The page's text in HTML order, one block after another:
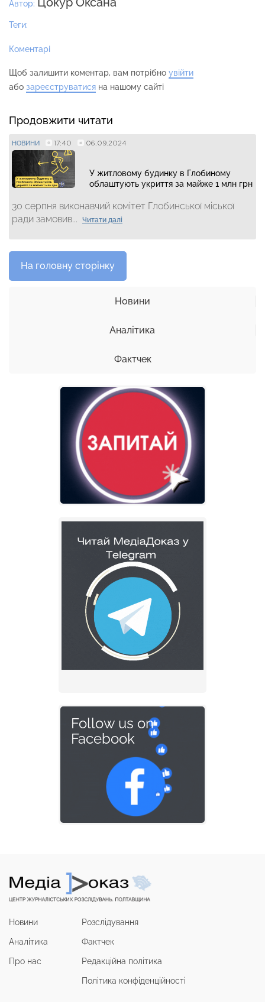
Автор:
Теги:
Коментарі
Щоб залишити коментар, вам потрібно увійти
або зареєструватися на нашому сайті
Продовжити читати
НОВИНИ 17:40 06.09.2024
У житловому будинку в Глобиному
облаштують укриття за майже 1 млн грн
30 серпня виконавчий комітет Глобинської міської
ради замовив...
Читати далі
На головну сторінку
Новини
Аналітика
Фактчек
Follow us on
Facebook
Новини
Аналітика
Про нас
Розслідування
Фактчек
Редакційна політика
Політика конфіденційності